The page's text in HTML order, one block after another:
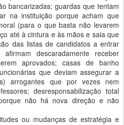
bancarizadas; guardas que tentam
na instituição porque acham que
(para o que basta não levarem
até à cintura e às mãos e saia que
das listas de candidatos a entrar
descaradamente receber
aprovados; casas de banho
que deviam assegurar a
arrogantes que por vezes nem
desresponsabilização total
não há nova direção e não
ou mudanças de estratégia e